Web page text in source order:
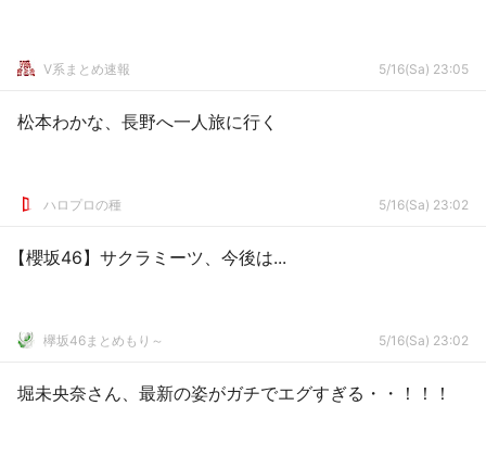
V系まとめ速報 5/16(Sa) 23:05
松本わかな、長野へ一人旅に行く
ハロプロの種 5/16(Sa) 23:02
【櫻坂46】サクラミーツ、今後は...
欅坂46まとめもり～ 5/16(Sa) 23:02
堀未央奈さん、最新の姿がガチでエグすぎる・・！！！